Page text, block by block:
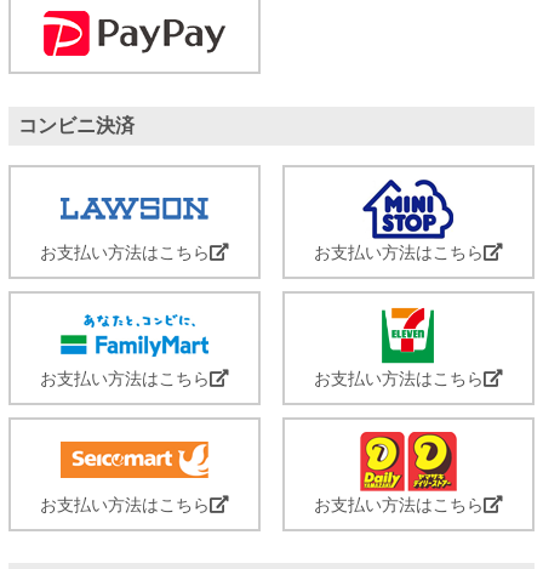
コンビニ決済
お支払い方法はこちら お支払い方法はこちら
お支払い方法はこちら お支払い方法はこちら
お支払い方法はこちら お支払い方法はこちら